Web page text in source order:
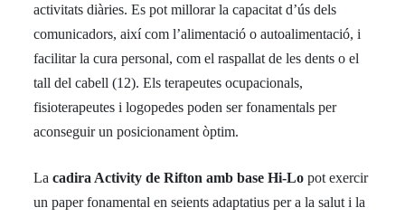
activitats diàries. Es pot millorar la capacitat d’ús dels
comunicadors, així com l’alimentació o autoalimentació, i
facilitar la cura personal, com el raspallat de les dents o el
tall del cabell (12). Els terapeutes ocupacionals,
fisioterapeutes i logopedes poden ser fonamentals per
aconseguir un posicionament òptim.
Lacadira Activity de Rifton amb base Hi-Lo pot exercir
un paper fonamental en seients adaptatius per a la salut i la